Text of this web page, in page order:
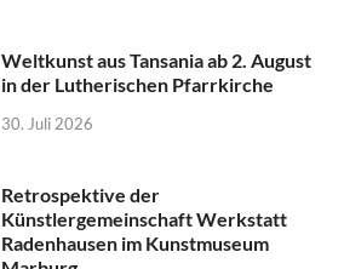
Weltkunst aus Tansania ab 2. August
in der Lutherischen Pfarrkirche
30. Juli 2026
Retrospektive der
Künstlergemeinschaft Werkstatt
Radenhausen im Kunstmuseum